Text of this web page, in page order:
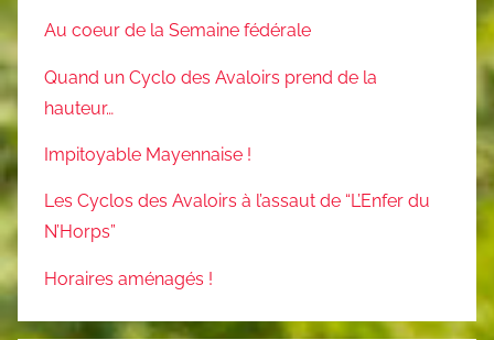
Au coeur de la Semaine fédérale
Quand un Cyclo des Avaloirs prend de la
hauteur…
Impitoyable Mayennaise !
Les Cyclos des Avaloirs à l’assaut de “L’Enfer du
N’Horps”
Horaires aménagés !